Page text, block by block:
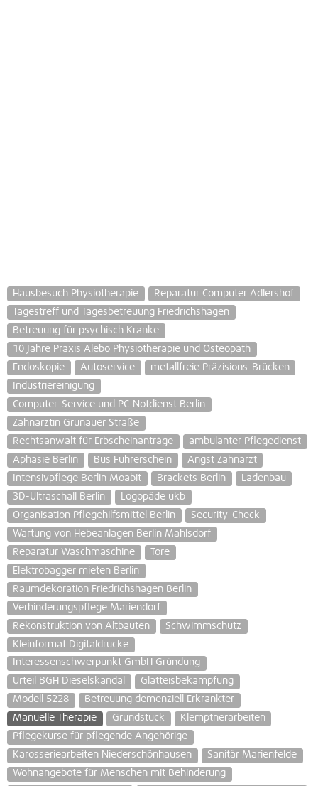
Hausbesuch Physiotherapie
Reparatur Computer Adlershof
Tagestreff und Tagesbetreuung Friedrichshagen
Betreuung für psychisch Kranke
10 Jahre Praxis Alebo Physiotherapie und Osteopath
Endoskopie
Autoservice
metallfreie Präzisions-Brücken
Industriereinigung
Computer-Service und PC-Notdienst Berlin
Zahnärztin Grünauer Straße
Rechtsanwalt für Erbscheinanträge
ambulanter Pflegedienst
Aphasie Berlin
Bus Führerschein
Angst Zahnarzt
Intensivpflege Berlin Moabit
Brackets Berlin
Ladenbau
3D-Ultraschall Berlin
Logopäde ukb
Organisation Pflegehilfsmittel Berlin
Security-Check
Wartung von Hebeanlagen Berlin Mahlsdorf
Reparatur Waschmaschine
Tore
Elektrobagger mieten Berlin
Raumdekoration Friedrichshagen Berlin
Verhinderungspflege Mariendorf
Rekonstruktion von Altbauten
Schwimmschutz
Kleinformat Digitaldrucke
Interessenschwerpunkt GmbH Gründung
Urteil BGH Dieselskandal
Glatteisbekämpfung
Modell 5228
Betreuung demenziell Erkrankter
Manuelle Therapie
Grundstück
Klemptnerarbeiten
Pflegekurse für pflegende Angehörige
Karosseriearbeiten Niederschönhausen
Sanitär Marienfelde
Wohnangebote für Menschen mit Behinderung